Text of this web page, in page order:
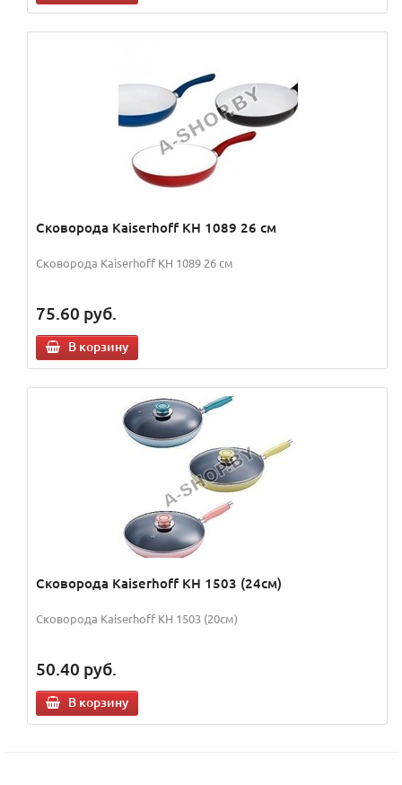
Сковорода Kaiserhoff KH 1089 26 см
Сковорода Kaiserhoff KH 1089 26 см
75.60 руб.
В корзину
Сковорода Kaiserhoff KH 1503 (24см)
Сковорода Kaiserhoff KH 1503 (20см)
50.40 руб.
В корзину